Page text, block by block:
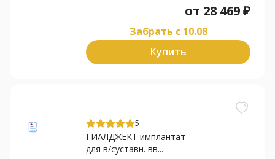
от 28 469₽
Забрать c 10.08
Купить
5
ГИАЛДЖЕКТ имплантат
для в/суставн. вв...